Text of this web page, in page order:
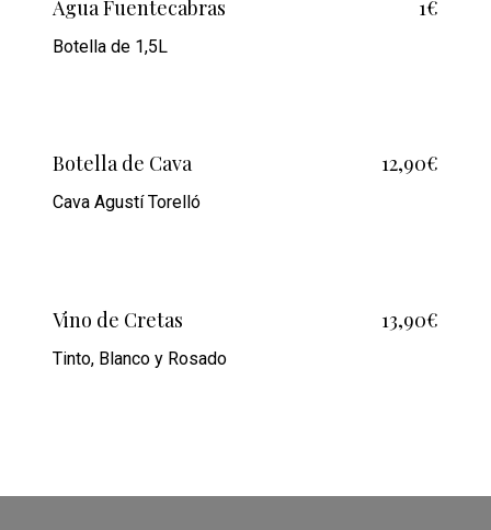
Agua Fuentecabras 1€
Botella de 1,5L
Botella de Cava 12,90€
Cava Agustí Torelló
Vino de Cretas 13,90€
Tinto, Blanco y Rosado